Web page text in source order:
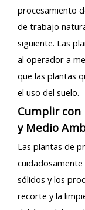
procesamiento
de trabajo
siguiente. Las
al operador a
que las plantas
el uso del suelo.
Cumplir con
y Medio
Las plantas de
cuidadosamente
sólidos y los
recorte y la